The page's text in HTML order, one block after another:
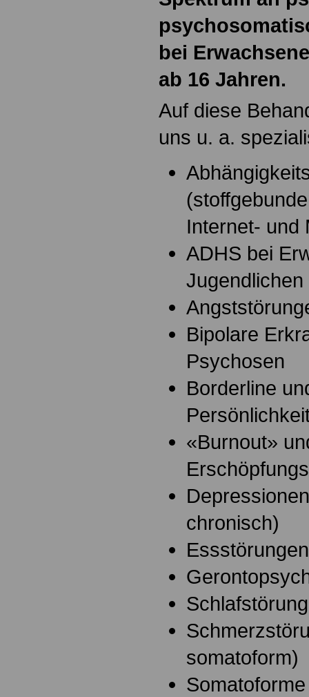
bei
ab 16 Jahren.
Auf diese
uns u. a.
Internet- und
ADHS bei
Bipolare
Psychosen
Borderline
«Burnout»
chronisch)
Essstörungen
somatoform)